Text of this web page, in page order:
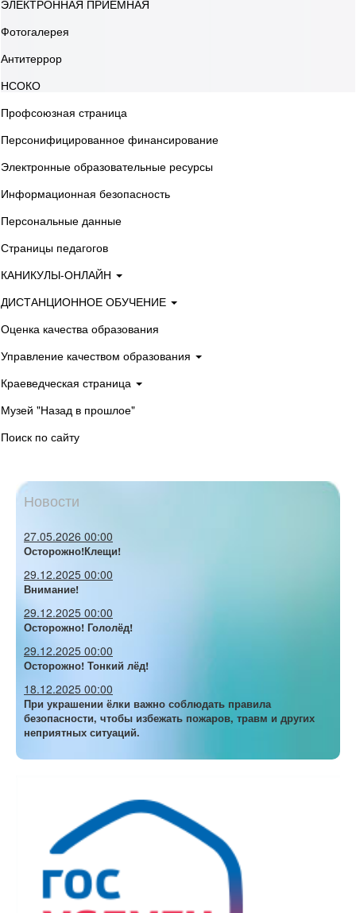
ЭЛЕКТРОННАЯ ПРИЁМНАЯ
Фотогалерея
Антитеррор
НСОКО
Профсоюзная страница
Персонифицированное финансирование
Электронные образовательные ресурсы
Информационная безопасность
Персональные данные
Страницы педагогов
КАНИКУЛЫ-ОНЛАЙН
ДИСТАНЦИОННОЕ ОБУЧЕНИЕ
Оценка качества образования
Управление качеством образования
Краеведческая страница
Музей "Назад в прошлое"
Поиск по сайту
Новости
27.05.2026 00:00
Осторожно!Клещи!
29.12.2025 00:00
Внимание!
29.12.2025 00:00
Осторожно! Гололёд!
29.12.2025 00:00
Осторожно! Тонкий лёд!
18.12.2025 00:00
При украшении ёлки важно соблюдать правила
безопасности, чтобы избежать пожаров, травм и других
неприятных ситуаций.